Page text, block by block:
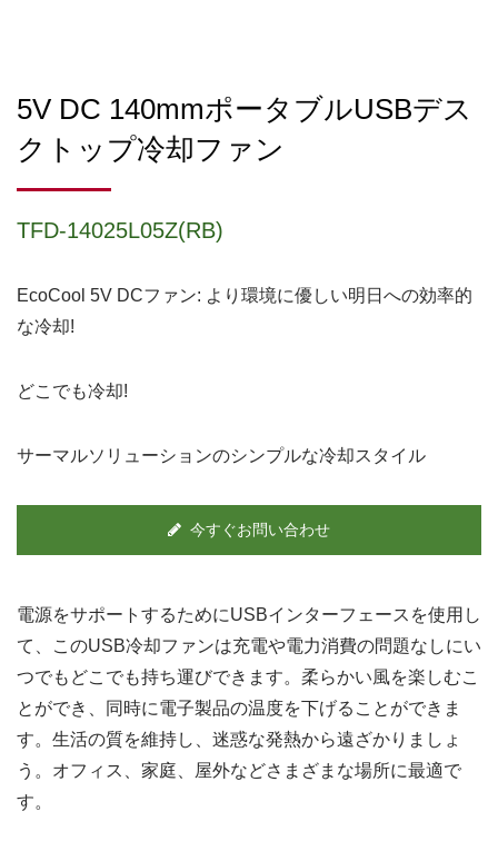
5V DC 140mmポータブルUSBデス
クトップ冷却ファン
TFD-14025L05Z(RB)
EcoCool 5V DCファン: より環境に優しい明日への効率的
な冷却!
どこでも冷却!
サーマルソリューションのシンプルな冷却スタイル
今すぐお問い合わせ
電源をサポートするためにUSBインターフェースを使用し
て、このUSB冷却ファンは充電や電力消費の問題なしにい
つでもどこでも持ち運びできます。柔らかい風を楽しむこ
とができ、同時に電子製品の温度を下げることができま
す。生活の質を維持し、迷惑な発熱から遠ざかりましょ
う。オフィス、家庭、屋外などさまざまな場所に最適で
す。